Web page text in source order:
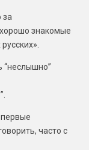
за
знакомые
“неслышно”
часто с